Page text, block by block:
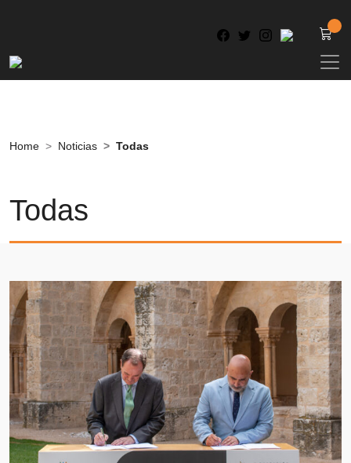
Home Noticias Todas
Todas